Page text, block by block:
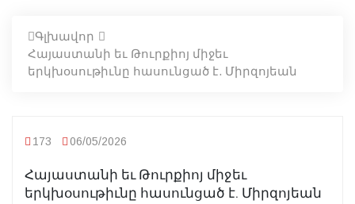
Գլխավոր
Հայաստանի եւ Թուրքիոյ միջեւ
երկխօսութիւնը հասունցած է. Միրզոյեան
173 06/05/2026
Հայաստանի եւ Թուրքիոյ միջեւ
երկխօսութիւնը հասունցած է. Միրզոյեան